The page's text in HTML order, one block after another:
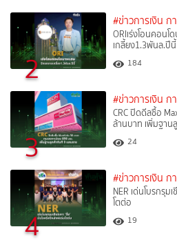
2
#ข่าวการเงิน ก
ORIเร่งโอนคอน
เกลี้ยง1.3พันล.ปีนี้
184
3
#ข่าวการเงิน ก
CRC ปิดดีลซื้อ
ล้านบาท เพิ่มฐาน
24
4
#ข่าวการเงิน ก
NER เด่นโบรกรุม
โตต่อ
19